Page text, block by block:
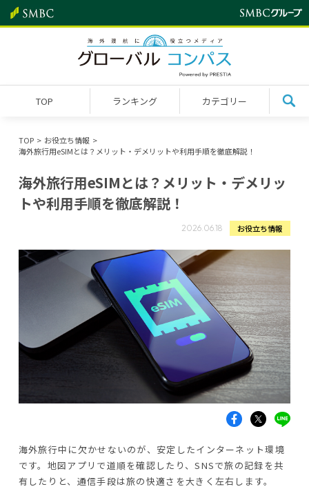
TOP ランキング カテゴリー
TOP
お役立ち情報
海外旅行用eSIMとは？メリット・デメリットや利用手順を徹底解説！
海外旅行用eSIMとは？メリット・デメリッ
トや利用手順を徹底解説！
2026.06.18 お役立ち情報
海外旅行中に欠かせないのが、安定したインターネット環境
です。地図アプリで道順を確認したり、SNSで旅の記録を共
有したりと、通信手段は旅の快適さを大きく左右します。